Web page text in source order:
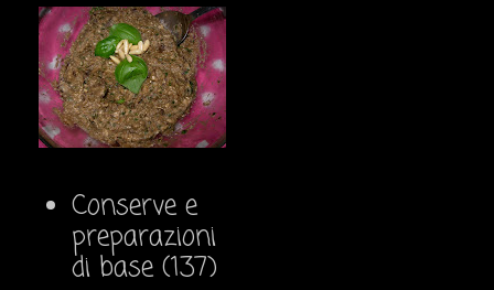
Conserve e
preparazioni
di base (137)